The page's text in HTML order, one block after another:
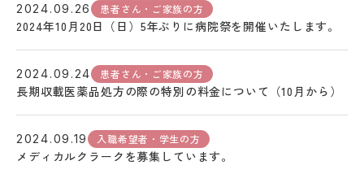
2024.09.26 患者さん・ご家族の方
2024年10月20日（日）5年ぶりに病院祭を開催いたします。
2024.09.24 患者さん・ご家族の方
長期収載医薬品処方の際の特別の料金について（10月から）
2024.09.19 入職希望者・学生の方
メディカルクラークを募集しています。